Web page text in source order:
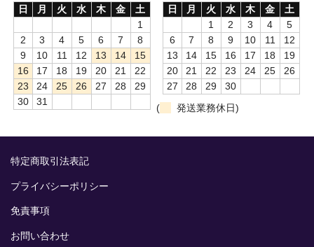
日
月 火 水 木 金
土
1
2
3 4 5 6 7
8
9
10 11 12 13 14
15
16
17 18 19 20 21
22
23
24 25 26 27 28
29
30
31
日
月 火 水 木 金
土
1
2 3 4
5
6
7 8 9 10 11
12
13
14 15 16 17 18
19
20
21 22 23 24 25
26
27
28 29
30
(
発送業務休日)
特定商取引法表記
プライバシーポリシー
免責事項
お問い合わせ